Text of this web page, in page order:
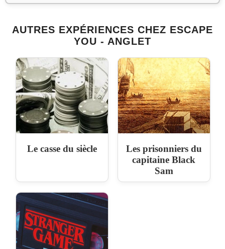
AUTRES EXPÉRIENCES CHEZ ESCAPE
YOU - ANGLET
Le casse du siècle
Les prisonniers du
capitaine Black
Sam